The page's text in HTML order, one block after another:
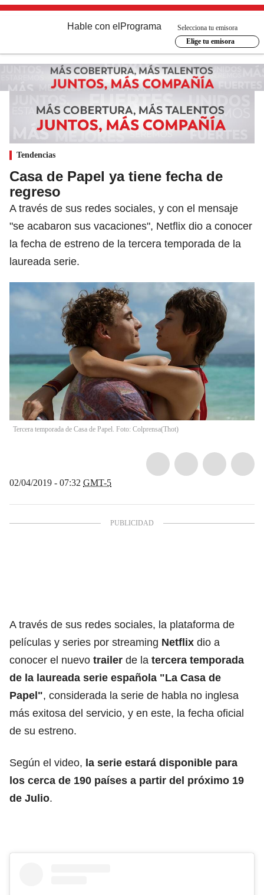
Hable con el Programa
Selecciona tu emisora
Elige tu emisora
Tendencias
Casa de Papel ya tiene fecha de
regreso
A través de sus redes sociales, y con el mensaje
"se acabaron sus vacaciones", Netflix dio a conocer
la fecha de estreno de la tercera temporada de la
laureada serie.
Tercera temporada de Casa de Papel. Foto: Colprensa(Thot)
02/04/2019 - 07:32 GMT-5
A través de sus redes sociales, la plataforma de
películas y series por streaming Netflix dio a
conocer el nuevo trailer de la tercera temporada
de la laureada serie española "La Casa de
Papel", considerada la serie de habla no inglesa
más exitosa del servicio, y en este, la fecha oficial
de su estreno.
Según el video, la serie estará disponible para
los cerca de 190 países a partir del próximo 19
de Julio.